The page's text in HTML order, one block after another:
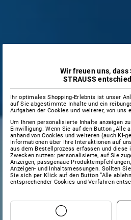
Wir freuen uns,
STRAUSS
Ihr optimales Shopping-Erlebnis ist unser
auf Sie abgestimmte Inhalte und ein
Aufgaben der Cookies und weiterer, von uns
Um Ihnen personalisierte Inhalte anzeigen
Einwilligung. Wenn Sie auf den Button „Alle
anhand von Cookies und weiteren (auch KI-
Informationen über Ihre Interaktionen auf
aus dem Bestellprozess erfassen und diese
Zwecken nutzen: personalisierte, auf Sie
Anzeigen, passgenaue
Anzeigen- und Inhaltsmessungen. Sollten
Sie sich per Klick auf den Button “Alle
entsprechender Cookies und Verfahren